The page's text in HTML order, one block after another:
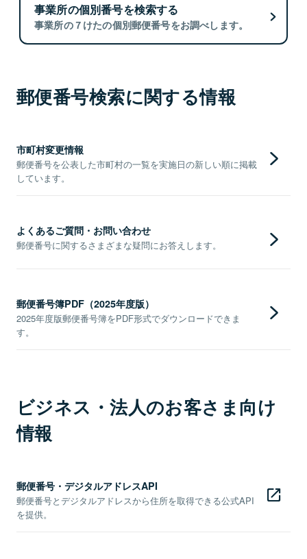
事業所の個別番号を検索する
事業所の７けたの個別郵便番号をお調べします。
郵便番号検索に関する情報
市町村変更情報
郵便番号を公表した市町村の一覧を実施日の新しい順に掲載
しています。
よくあるご質問・お問い合わせ
郵便番号に関するさまざまな疑問にお答えします。
郵便番号簿PDF（2025年度版）
2025年度版郵便番号簿をPDF形式でダウンロードできま
す。
ビジネス・法人のお客さま向け
情報
郵便番号・デジタルアドレスAPI
郵便番号とデジタルアドレスから住所を取得できる公式API
を提供。